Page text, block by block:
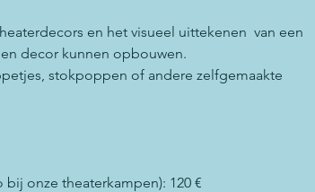
en het visueel uittekenen  van een
decor kunnen opbouwen.
stokpoppen of andere zelfgemaakte
onze theaterkampen): 120 €